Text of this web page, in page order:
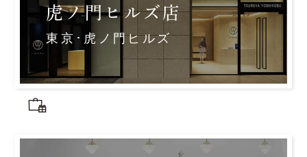
虎ノ門ヒルズ店
東京･虎ノ門ヒルズ